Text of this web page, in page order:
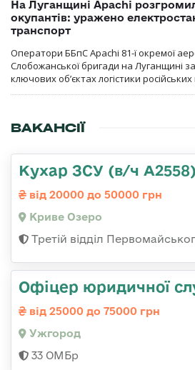
На Луганщині Apachi
окупантів: уражено
транспорт
Оператори ББпС Apachi 81-ї окремої
Слобожанської бригади на Луганщині
ключових об’єктах логістики російських
ВАКАНСІЇ
Кухар ЗСУ (в/ч А2558)
від 20000 до 50000 грн
Криве Озеро
Третій відділ
Офіцер юридичної
від 25000 до 75000 грн
Ужгород
33 ОМБр